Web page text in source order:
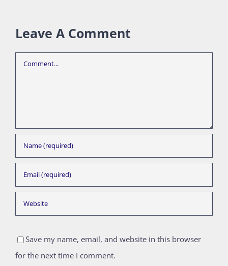
Leave A Comment
Comment
Save my name, email, and website in this browser
for the next time I comment.